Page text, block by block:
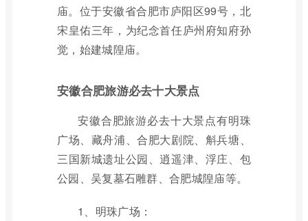
庙。位于安徽省合肥市庐阳区99号，北
宋皇佑三年，为纪念首任庐州府知府孙
觉，始建城隍庙。
安徽合肥旅游必去十大景点
安徽合肥旅游必去十大景点有明珠
广场、藏舟浦、合肥大剧院、斛兵塘、
三国新城遗址公园、逍遥津、浮庄、包
公园、吴复墓石雕群、合肥城隍庙等。
1、明珠广场：